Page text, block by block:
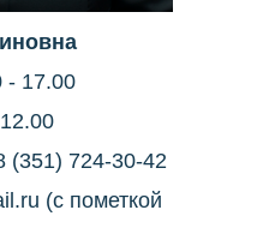
- 17.00
(351) 724-30-42
(с пометкой